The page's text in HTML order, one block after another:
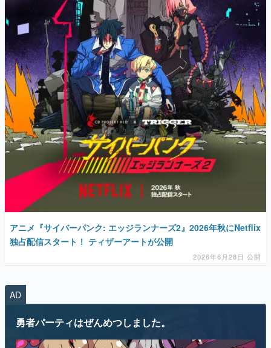
アニメ『サイバーパンク: エッジランナーズ2』2026年秋にNetflix
独占配信スタート！ ティザーアートが公開
2026年6月28日 公開
AD
勇者パーティはぜんめつしました。